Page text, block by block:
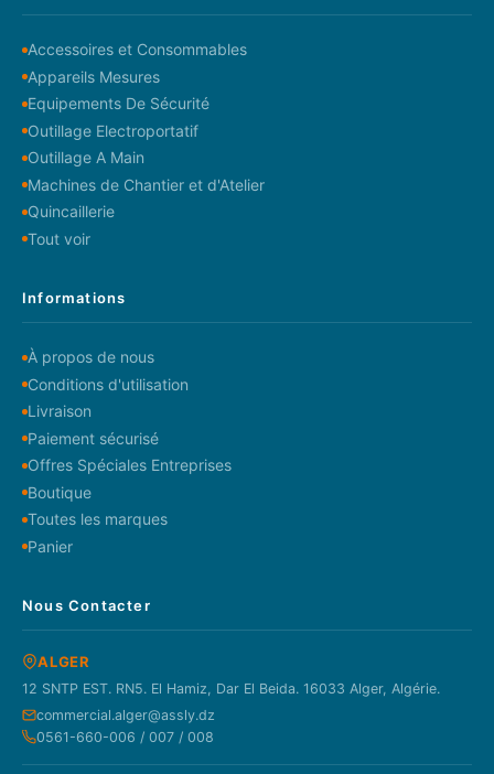
Accessoires et Consommables
Appareils Mesures
Equipements De Sécurité
Outillage Electroportatif
Outillage A Main
Machines de Chantier et d'Atelier
Quincaillerie
Tout voir
Informations
À propos de nous
Conditions d'utilisation
Livraison
Paiement sécurisé
Offres Spéciales Entreprises
Boutique
Toutes les marques
Panier
Nous Contacter
ALGER
12 SNTP EST. RN5. El Hamiz, Dar El Beida. 16033 Alger, Algérie.
commercial.alger@assly.dz
0561-660-006 / 007 / 008